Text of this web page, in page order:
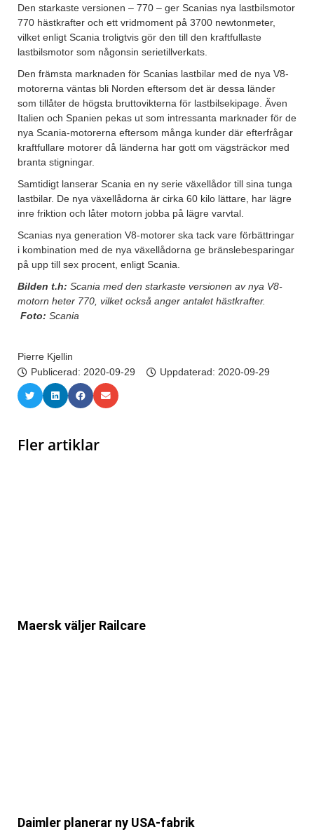
Den starkaste versionen – 770 – ger Scanias nya lastbilsmotor
770 hästkrafter och ett vridmoment på 3700 newtonmeter,
vilket enligt Scania troligtvis gör den till den kraftfullaste
lastbilsmotor som någonsin serietillverkats.
Den främsta marknaden för Scanias lastbilar med de nya V8-
motorerna väntas bli Norden eftersom det är dessa länder
som tillåter de högsta bruttovikterna för lastbilsekipage. Även
Italien och Spanien pekas ut som intressanta marknader för de
nya Scania-motorerna eftersom många kunder där efterfrågar
kraftfullare motorer då länderna har gott om vägsträckor med
branta stigningar.
Samtidigt lanserar Scania en ny serie växellådor till sina tunga
lastbilar. De nya växellådorna är cirka 60 kilo lättare, har lägre
inre friktion och låter motorn jobba på lägre varvtal.
Scanias nya generation V8-motorer ska tack vare förbättringar
i kombination med de nya växellådorna ge bränslebesparingar
på upp till sex procent, enligt Scania.
Bilden t.h: Scania med den starkaste versionen av nya V8-
motorn heter 770, vilket också anger antalet hästkrafter.
Foto: Scania
Pierre Kjellin
Publicerad: 2020-09-29 Uppdaterad: 2020-09-29
Fler artiklar
Maersk väljer Railcare
Daimler planerar ny USA-fabrik